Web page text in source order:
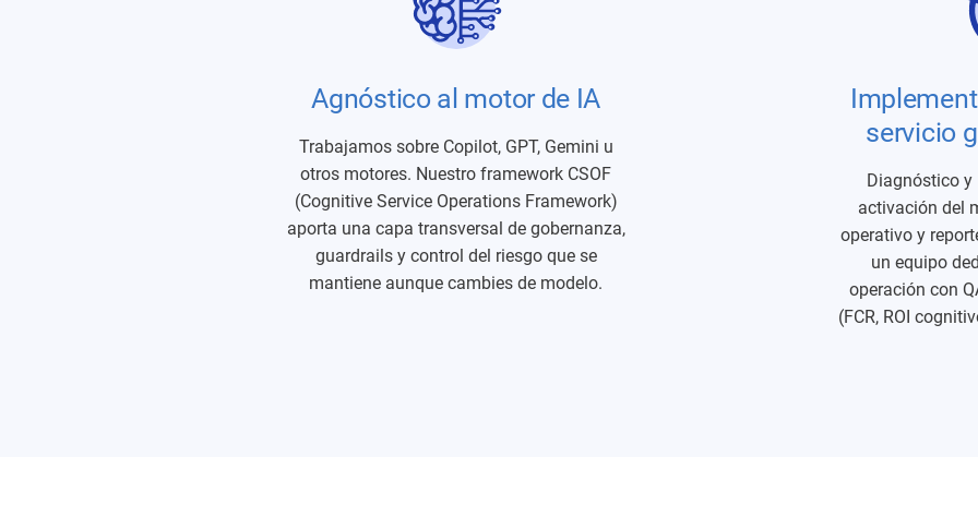
Agnóstico al motor de IA
Trabajamos sobre Copilot, GPT, Gemini u
otros motores. Nuestro framework CSOF
(Cognitive Service Operations Framework)
aporta una capa transversal de gobernanza,
guardrails y control del riesgo que se
mantiene aunque cambies de modelo.
servicio
Diagnóstico y
activación del
operativo y
un equipo
operación con
(FCR, ROI